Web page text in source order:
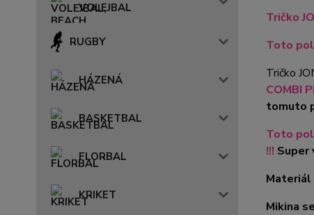
VOLEJBAL
RUGBY
HÁZENÁ
BASKETBAL
FLORBAL
KRIKET
Tričko
Toto
Tričko
COMBI
tomuto
Toto
!!! Super
Materiál
Mikina